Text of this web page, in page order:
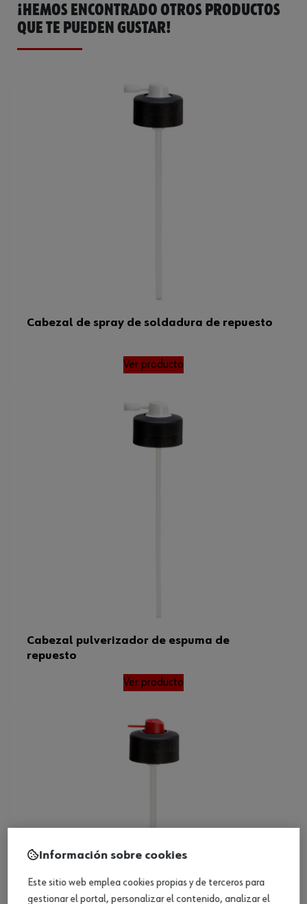
¡HEMOS ENCONTRADO OTROS PRODUCTOS
QUE TE PUEDEN GUSTAR!
Cabezal de spray de soldadura de repuesto
Ver producto
Cabezal pulverizador de espuma de
repuesto
Ver producto
Información sobre cookies
Este sitio web emplea cookies propias y de terceros para
gestionar el portal, personalizar el contenido, analizar el